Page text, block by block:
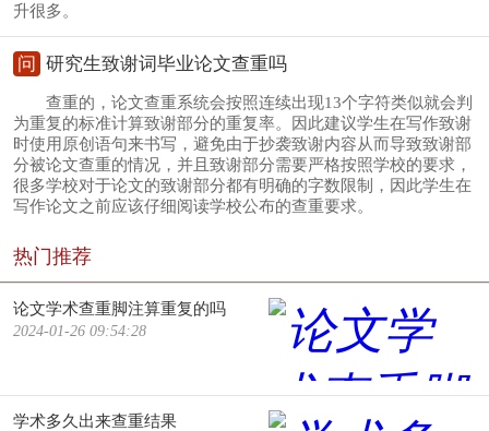
升很多。
问 研究生致谢词毕业论文查重吗
查重的，论文查重系统会按照连续出现13个字符类似就会判
为重复的标准计算致谢部分的重复率。因此建议学生在写作致谢
时使用原创语句来书写，避免由于抄袭致谢内容从而导致致谢部
分被论文查重的情况，并且致谢部分需要严格按照学校的要求，
很多学校对于论文的致谢部分都有明确的字数限制，因此学生在
写作论文之前应该仔细阅读学校公布的查重要求。
热门推荐
论文学术查重脚注算重复的吗
2024-01-26 09:54:28
学术多久出来查重结果